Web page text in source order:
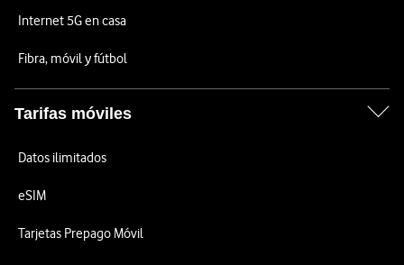
Internet 5G en casa
Fibra, móvil y fútbol
Tarifas móviles
Datos ilimitados
eSIM
Tarjetas Prepago Móvil